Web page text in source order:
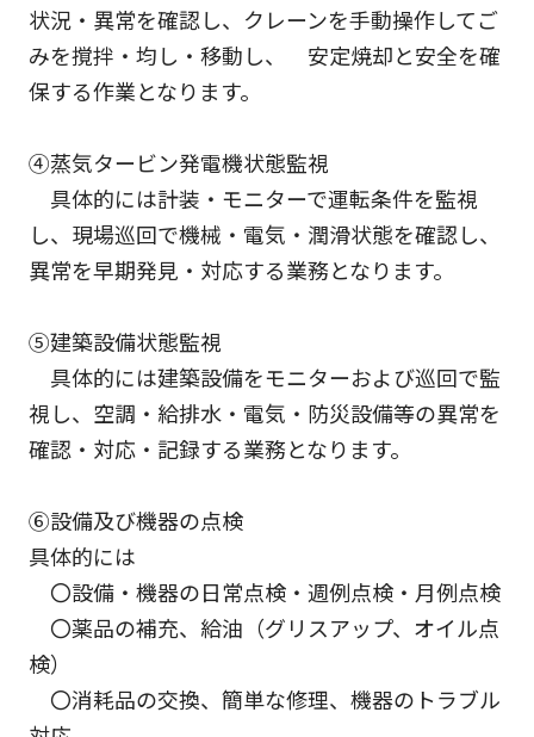
状況・異常を確認し、クレーンを手動操作してご
みを撹拌・均し・移動し、 安定焼却と安全を確
保する作業となります。
④蒸気タービン発電機状態監視
具体的には計装・モニターで運転条件を監視
し、現場巡回で機械・電気・潤滑状態を確認し、
異常を早期発見・対応する業務となります。
⑤建築設備状態監視
具体的には建築設備をモニターおよび巡回で監
視し、空調・給排水・電気・防災設備等の異常を
確認・対応・記録する業務となります。
⑥設備及び機器の点検
具体的には
〇設備・機器の日常点検・週例点検・月例点検
〇薬品の補充、給油（グリスアップ、オイル点
検）
〇消耗品の交換、簡単な修理、機器のトラブル